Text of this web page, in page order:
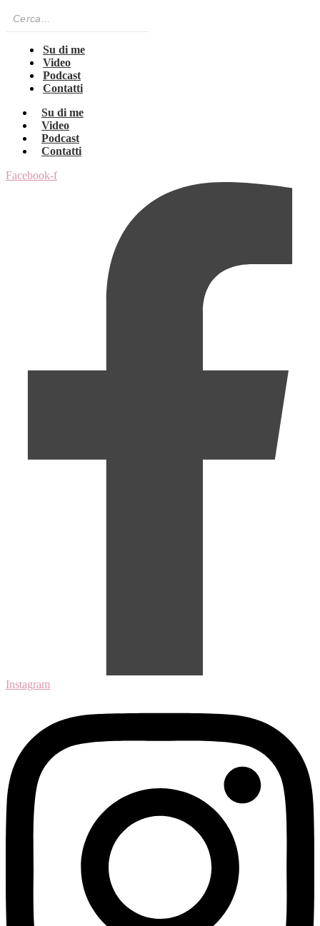
Su di me
Video
Podcast
Contatti
Su di me
Video
Podcast
Contatti
Facebook-f
Instagram